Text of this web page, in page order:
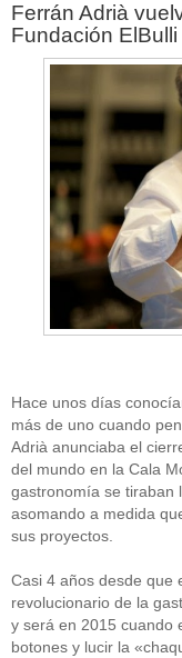
Ferrán Adrià
Fundación ElBulli
Hace unos días
más de uno cuando
Adrià anunciaba el
del mundo en la Cala
gastronomía se tiraban
asomando a medida
sus proyectos.
Casi 4 años desde que
revolucionario de la
y será en 2015 cuando
botones y lucir la